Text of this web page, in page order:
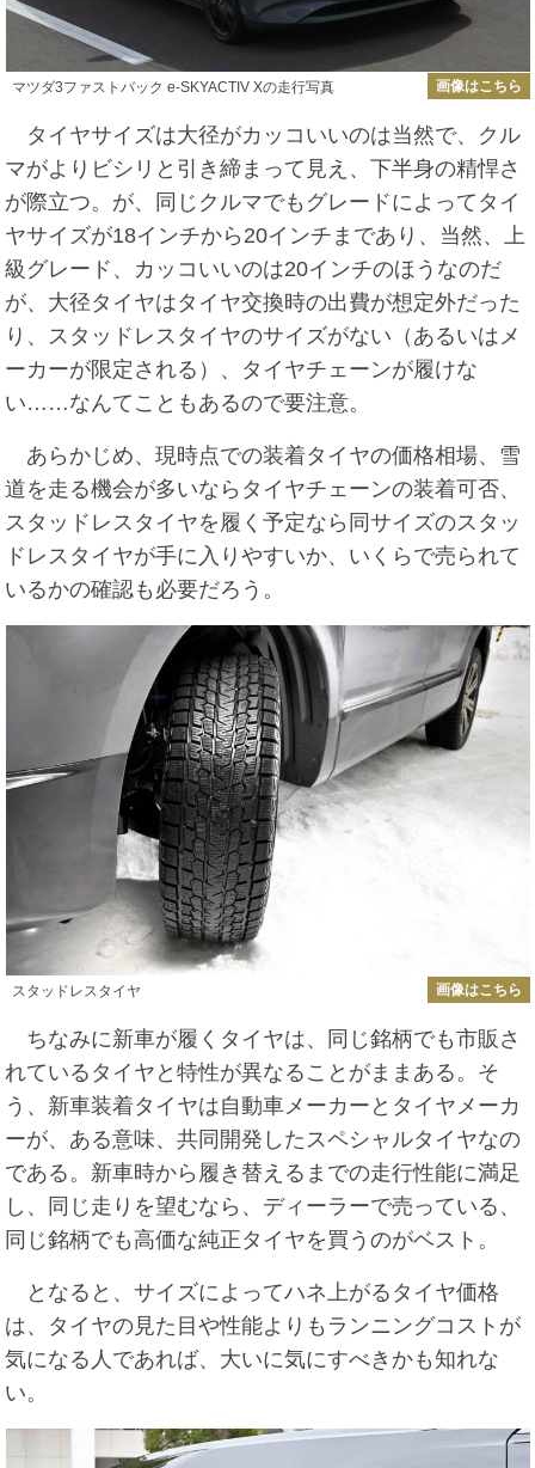
マツダ3ファストバック e-SKYACTIV Xの走行写真 画像はこちら
タイヤサイズは大径がカッコいいのは当然で、クル
マがよりビシリと引き締まって見え、下半身の精悍さ
が際立つ。が、同じクルマでもグレードによってタイ
ヤサイズが18インチから20インチまであり、当然、上
級グレード、カッコいいのは20インチのほうなのだ
が、大径タイヤはタイヤ交換時の出費が想定外だった
り、スタッドレスタイヤのサイズがない（あるいはメ
ーカーが限定される）、タイヤチェーンが履けな
い……なんてこともあるので要注意。
あらかじめ、現時点での装着タイヤの価格相場、雪
道を走る機会が多いならタイヤチェーンの装着可否、
スタッドレスタイヤを履く予定なら同サイズのスタッ
ドレスタイヤが手に入りやすいか、いくらで売られて
いるかの確認も必要だろう。
スタッドレスタイヤ 画像はこちら
ちなみに新車が履くタイヤは、同じ銘柄でも市販さ
れているタイヤと特性が異なることがままある。そ
う、新車装着タイヤは自動車メーカーとタイヤメーカ
ーが、ある意味、共同開発したスペシャルタイヤなの
である。新車時から履き替えるまでの走行性能に満足
し、同じ走りを望むなら、ディーラーで売っている、
同じ銘柄でも高価な純正タイヤを買うのがベスト。
となると、サイズによってハネ上がるタイヤ価格
は、タイヤの見た目や性能よりもランニングコストが
気になる人であれば、大いに気にすべきかも知れな
い。